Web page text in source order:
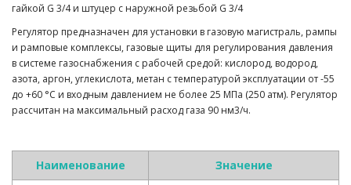
гайкой G 3/4 и штуцер с наружной резьбой G 3/4
Регулятор предназначен для установки в газовую магистраль, рампы
и рамповые комплексы, газовые щиты для регулирования давления
в системе газоснабжения с рабочей средой: кислород, водород,
азота, аргон, углекислота, метан с температурой эксплуатации от -55
до +60 °С и входным давлением не более 25 МПа (250 атм). Регулятор
рассчитан на максимальный расход газа 90 нм3/ч.
Наименование
Значение